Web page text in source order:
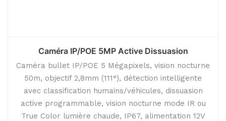
Caméra IP/POE 5MP Active Dissuasion
Caméra bullet IP/POE 5 Mégapixels, vision nocturne
50m, objectif 2,8mm (111°), détection intelligente
avec classification humains/véhicules, dissuasion
active programmable, vision nocturne mode IR ou
True Color lumière chaude, IP67, alimentation 12V